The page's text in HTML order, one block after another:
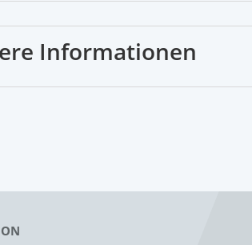
Informationen